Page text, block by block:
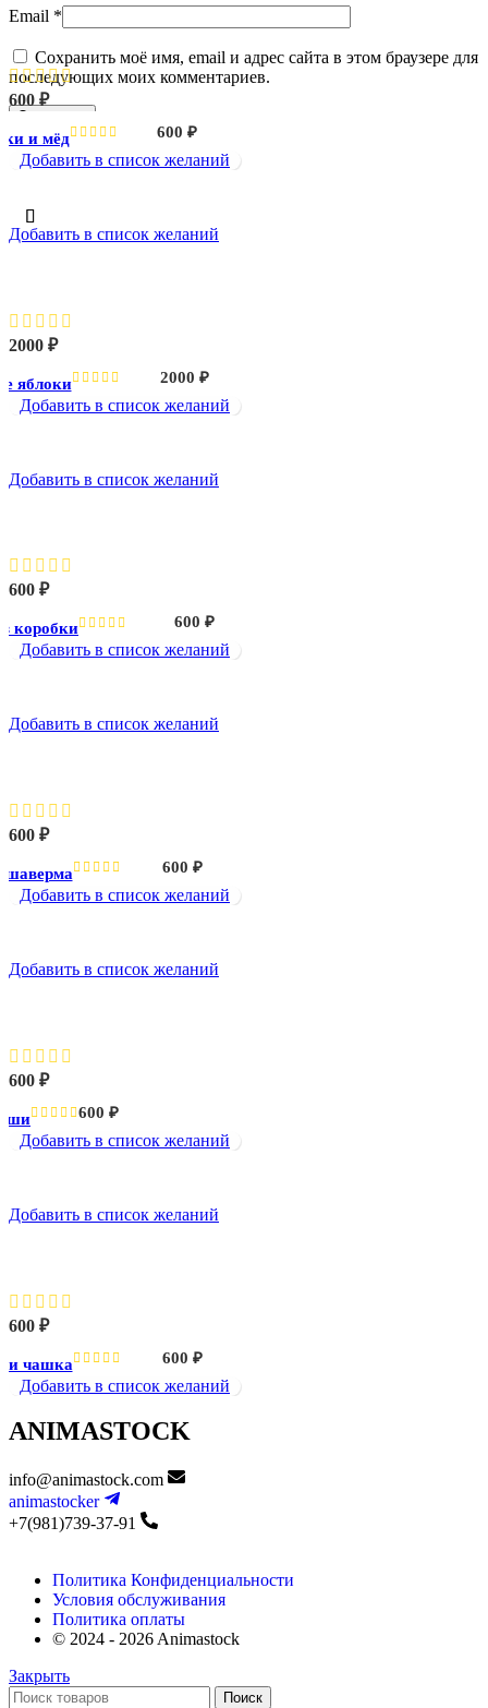
Email *
Сохранить моё имя, email и адрес сайта в этом браузере для
последующих моих комментариев.
600 ₽
и мёд 600 ₽
Добавить в список желаний
Добавить в список желаний
2000 ₽
яблоки 2000 ₽
Добавить в список желаний
Добавить в список желаний
600 ₽
коробки 600 ₽
Добавить в список желаний
Добавить в список желаний
600 ₽
шаверма 600 ₽
Добавить в список желаний
Добавить в список желаний
600 ₽
600 ₽
Добавить в список желаний
Добавить в список желаний
600 ₽
и чашка 600 ₽
Добавить в список желаний
ANIMASTOCK
info@animastock.com
animastocker
+7(981)739-37-91
Политика Конфиденциальности
Условия обслуживания
Политика оплаты
© 2024 - 2026 Animastock
Закрыть
Поиск